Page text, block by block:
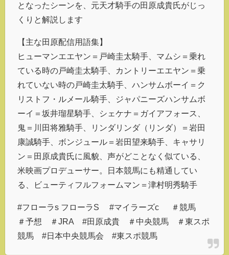
となったシーンを、元天才騎手の田原成貴氏がじっ
くりと解説します
【主な田原配信用語集】
ヒューマンエエヤン＝戸崎圭太騎手、マムシ＝乗れ
ている時の戸崎圭太騎手、カントリーエエヤン＝乗
れていない時の戸崎圭太騎手、ハンサムボーイ＝ク
リストフ・ルメール騎手、ジャパニーズハンサムボ
ーイ＝坂井瑠星騎手、シェケナ＝ガイアフォース、
鬼＝川田将雅騎手、リンダリンダ（リンダ）＝岩田
康誠騎手、ボンジュール＝岩田望来騎手、キャサリ
ン＝田原成貴氏に風貌、声がどことなく似ている、
米映画プロデューサー。日本競馬にも精通してい
る、ビューティフルフォームマン＝津村明秀騎手
#フローラs フローラS #マイラーズc ＃競馬
＃予想 ＃JRA #田原成貴 ＃中央競馬 ＃東スポ
競馬 #日本中央競馬会 #東スポ競馬